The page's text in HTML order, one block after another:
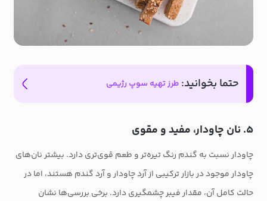
حتما بخوانید: طرز تهیه سوپ رژیمی
۵. نان چاودار، مفید و مقوی
چاودار نسبت به گندم رنگ تیره‌تر و طعم قوی‌تری دارد. بیشتر نان‌های
چاودار موجود در بازار ترکیبی از آرد چاودار و آرد گندم هستند، اما در
حالت کامل آن، مقدار فیبر چشمگیری دارد. برخی بررسی‌ها نشان